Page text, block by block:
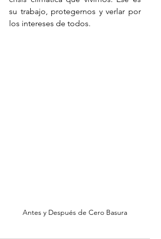
su trabajo, protegernos y verlar por
los intereses de todos.
Antes y Después de Cero Basura